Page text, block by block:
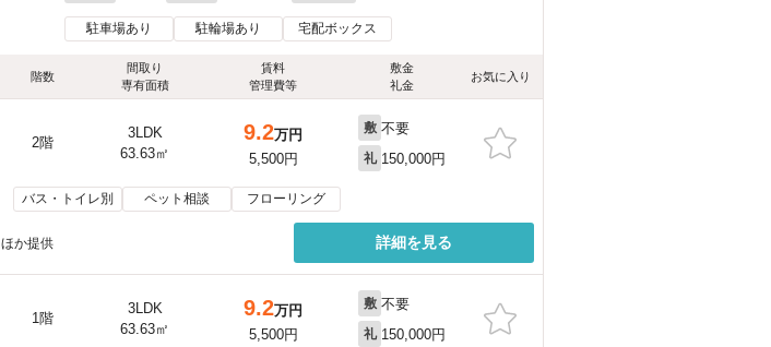
駐車場あり 駐輪場あり 宅配ボックス
階数
間取り
専有面積
賃料
管理費等
敷金
礼金
お気に入り
2階
3LDK
63.63㎡
9.2万円
5,500円
敷 不要
礼 150,000円
バス・トイレ別 ペット相談 フローリング
ほか提供 詳細を見る
1階
3LDK
63.63㎡
9.2万円
5,500円
敷 不要
礼 150,000円